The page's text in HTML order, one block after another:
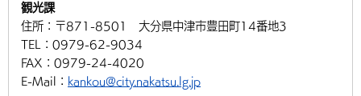
観光課
住所： 〒871-8501 大分県中津市豊田町14番地3
TEL： 0979-62-9034
FAX： 0979-24-4020
E-Mail： kankou@city.nakatsu.lg.jp